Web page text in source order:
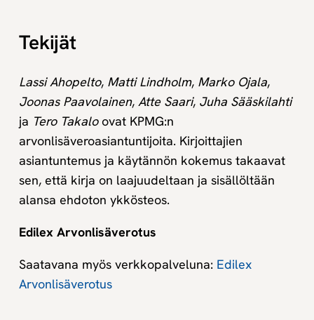
Tekijät
Lassi Ahopelto, Matti Lindholm, Marko Ojala,
Joonas Paavolainen, Atte Saari, Juha Sääskilahti
ja Tero Takaloovat KPMG:n
arvonlisäveroasiantuntijoita. Kirjoittajien
asiantuntemus ja käytännön kokemus takaavat
sen, että kirja on laajuudeltaan ja sisällöltään
alansa ehdoton ykkösteos.
Edilex Arvonlisäverotus
Saatavana myös verkkopalveluna: Edilex
Arvonlisäverotus